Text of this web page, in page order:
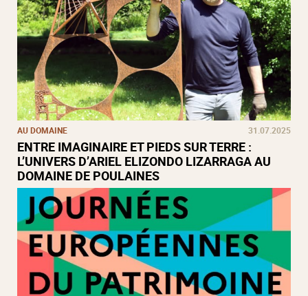
AU DOMAINE 31.07.2025
ENTRE IMAGINAIRE ET PIEDS SUR TERRE :
L’UNIVERS D’ARIEL ELIZONDO LIZARRAGA AU
DOMAINE DE POULAINES